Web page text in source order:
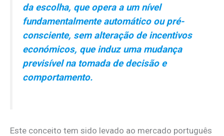
da escolha, que opera a um nível
fundamentalmente automático ou pré-
consciente, sem alteração de incentivos
económicos, que induz uma mudança
previsível na tomada de decisão e
comportamento.
Este conceito tem sido levado ao mercado português